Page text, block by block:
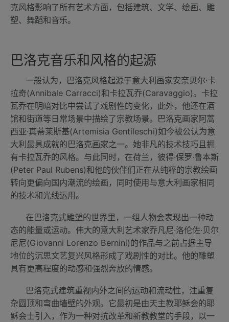
克风格影响了所有艺术方面，包括建筑、文学、绘画、雕
塑、舞蹈和音乐。
巴洛克音乐和风格的起源
一般认为，巴洛克风格起源于意大利画家安奈贝尔·卡
拉奇(Annibale Carracci)和卡拉瓦乔(Caravaggio)。卡拉
瓦乔在明暗对比中尝试了戏剧性的变化，此外，他还在酒
馆和街道等日常场景中描绘了宗教场景。巴洛克画家阿蒿
西亚·真蒂莱斯基(Artemisia Gentileschi)如今被公认为意
大利最具成就的巴洛克画家之一。她非凡的技术技巧且拥
有卡拉瓦乔的风格。与此同时，在荷兰，彼得·保罗·鲁本斯
(Peter Paul Rubens)和他的伙伴们正在从纯粹的宗教绘画
转向更偏向国内潮流的绘画，同时使用与意大利画家相同
的技术和光线运用。
在巴洛克式雕塑的世界里，一组人物会表现出一种动
态的能量或运动。伟大的意大利艺术家乔凡尼·洛伦佐·贝尔
尼尼(Giovanni Lorenzo Bernini)的作品与之前占据主导
地位的沉思文艺复兴风格形成了戏剧性的对比。他的雕塑
具有更高程度的动感和强烈奔放的情感。
巴洛克式建筑重视内外之间的运动和流动性，注重复
杂圆顶和弯曲墙壁的外观。它最初是由天主教耶稣会的耶
稣会士引入，作为一种对抗改革和新教教堂的手段，以一